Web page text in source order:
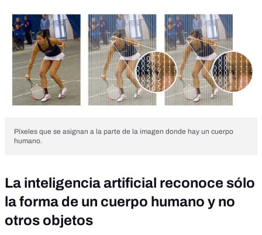
Píxeles que se asignan a la parte de la imagen donde hay un cuerpo
humano.
La inteligencia artificial reconoce sólo
la forma de un cuerpo humano y no
otros objetos